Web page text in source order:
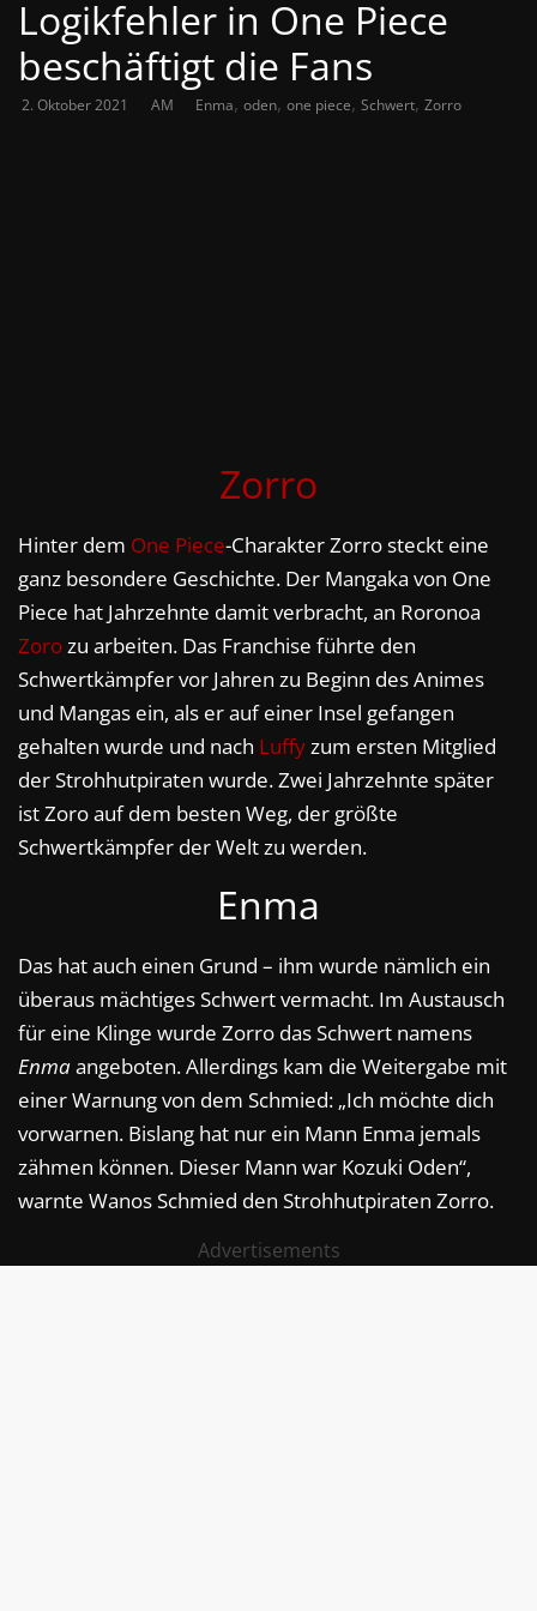
Logikfehler in One Piece
beschäftigt die Fans
2. Oktober 2021 AM Enma, oden, one piece, Schwert, Zorro
Zorro
Hinter dem One Piece-Charakter Zorro steckt eine
ganz besondere Geschichte. Der Mangaka von One
Piece hat Jahrzehnte damit verbracht, an Roronoa
Zorozu arbeiten. Das Franchise führte den
Schwertkämpfer vor Jahren zu Beginn des Animes
und Mangas ein, als er auf einer Insel gefangen
gehalten wurde und nach Luffyzum ersten Mitglied
der Strohhutpiraten wurde. Zwei Jahrzehnte später
ist Zoro auf dem besten Weg, der größte
Schwertkämpfer der Welt zu werden.
Enma
Das hat auch einen Grund – ihm wurde nämlich ein
überaus mächtiges Schwert vermacht. Im Austausch
für eine Klinge wurde Zorro das Schwert namens
Enmaangeboten. Allerdings kam die Weitergabe mit
einer Warnung von dem Schmied: „Ich möchte dich
vorwarnen. Bislang hat nur ein Mann Enma jemals
zähmen können. Dieser Mann war Kozuki Oden“,
warnte Wanos Schmied den Strohhutpiraten Zorro.
Advertisements